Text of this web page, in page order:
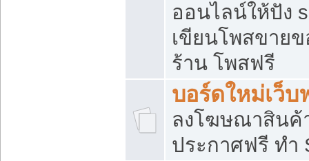
ออนไลน์ให้ปัง
เขียนโพสขาย
ร้าน โพสฟรี
บอร์ดใหม่เว็บ
ลงโฆษณาสิน
ประกาศฟรี ทำ